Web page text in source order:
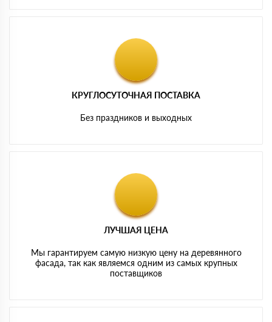
КРУГЛОСУТОЧНАЯ ПОСТАВКА
Без праздников и выходных
ЛУЧШАЯ ЦЕНА
Мы гарантируем самую низкую цену на деревянного
фасада, так как являемся одним из самых крупных
поставщиков